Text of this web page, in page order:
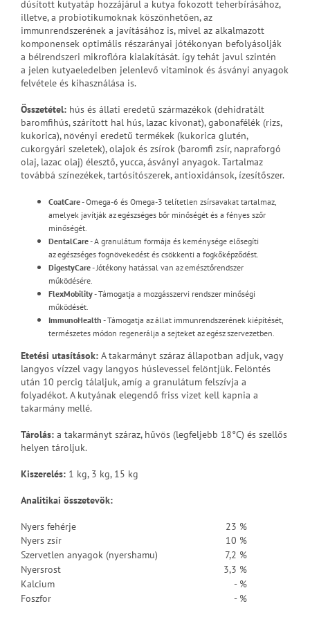
dúsított kutyatáp hozzájárul a kutya fokozott teherbírásához,
illetve, a probiotikumoknak köszönhetően, az
immunrendszerének a javításához is, mivel az alkalmazott
komponensek optimális részarányai jótékonyan befolyásolják
a bélrendszeri mikroflóra kialakítását. így tehát javul szintén
a jelen kutyaeledelben jelenlevő vitaminok és ásványi anyagok
felvétele és kihasználása is.
Összetétel: hús és állati eredetű származékok (dehidratált
baromfihús, szárított hal hús, lazac kivonat), gabonafélék (rizs,
kukorica), növényi eredetű termékek (kukorica glutén,
cukorgyári szeletek), olajok és zsírok (baromfi zsír, napraforgó
olaj, lazac olaj) élesztő, yucca, ásványi anyagok. Tartalmaz
továbbá színezékek, tartósítószerek, antioxidánsok, ízesítőszer.
CoatCare- Omega-6 és Omega-3 telítetlen zsírsavakat tartalmaz,
amelyek javítják az egészséges bőr minőségét és a fényes szőr
minőségét.
DentalCare- A granulátum formája és keménysége elősegíti
az egészséges fognövekedést és csökkenti a fogkőképződést.
DigestyCare- Jótékony hatással van az emésztőrendszer
működésére.
FlexMobility- Támogatja a mozgásszervi rendszer minőségi
működését.
ImmunoHealth - Támogatja az állat immunrendszerének kiépítését,
természetes módon regenerálja a sejteket az egész szervezetben.
Etetési utasítások: A takarmányt száraz állapotban adjuk, vagy
langyos vízzel vagy langyos húslevessel felöntjük. Felöntés
után 10 percig tálaljuk, amíg a granulátum felszívja a
folyadékot. A kutyának elegendő friss vizet kell kapnia a
takarmány mellé.
Tárolás: a takarmányt száraz, hűvös (legfeljebb 18°C) és szellős
helyen tároljuk.
Kiszerelés: 1 kg, 3 kg, 15 kg
Analitikai összetevök:
Nyers fehérje
23 %
Nyers zsír
10 %
Szervetlen anyagok (nyershamu)
7,2 %
Nyersrost
3,3 %
Kalcium
- %
Foszfor
- %